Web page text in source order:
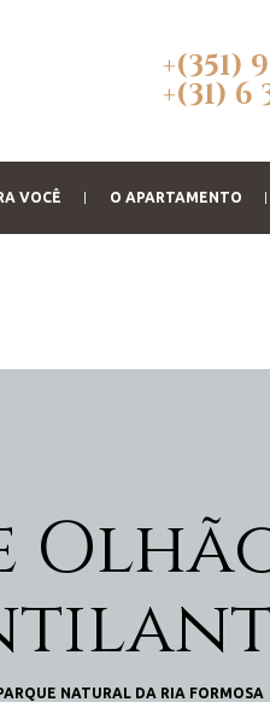
+(351)
+(31) 6
VOCÊ O APARTAMENTO
NATURAL DA RIA FORMOSA